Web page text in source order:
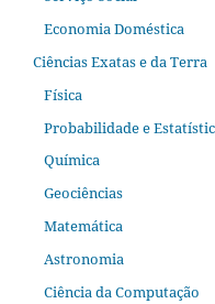
Economia Doméstica
Ciências Exatas e da Terra
Física
Probabilidade e
Química
Geociências
Matemática
Astronomia
Ciência da Computação